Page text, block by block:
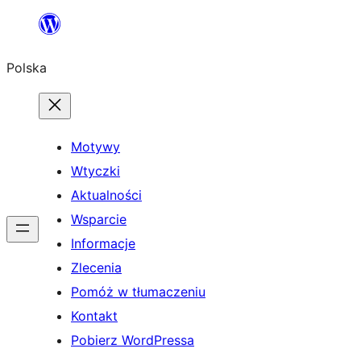
Przejdź
treści
Polska
Motywy
Wtyczki
Aktualności
Wsparcie
Informacje
Zlecenia
Pomóż w tłumaczeniu
Kontakt
Pobierz WordPressa